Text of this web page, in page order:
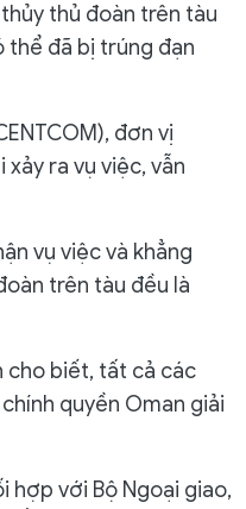
thủ đoàn trên tàu
thể đã bị trúng đạn
đơn vị
ra vụ việc, vẫn
vụ việc và khẳng
trên tàu đều là
cho biết, tất cả các
quyền Oman giải
hợp với Bộ Ngoại giao,